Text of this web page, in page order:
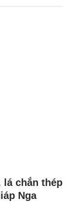
lá chắn thép
Nga